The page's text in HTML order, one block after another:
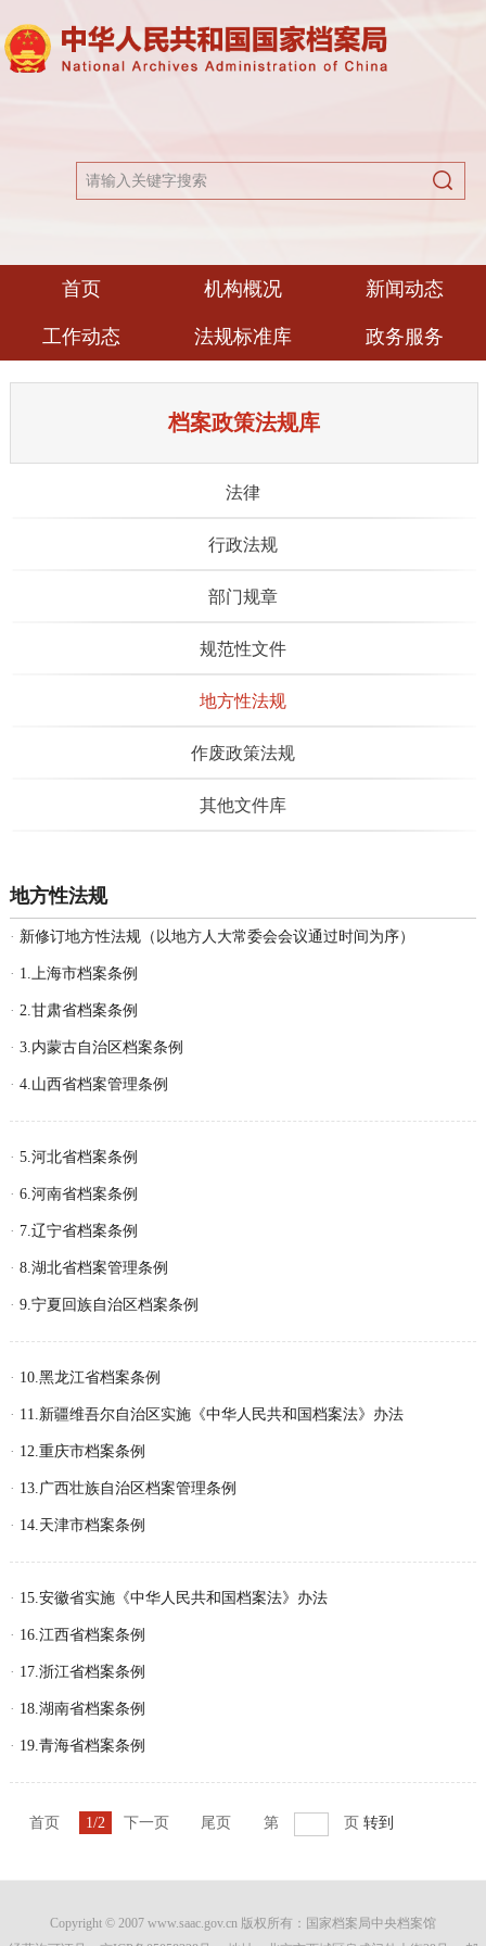
首页 机构概况 新闻动态
工作动态 法规标准库 政务服务
档案政策法规库
法律
行政法规
部门规章
规范性文件
地方性法规
作废政策法规
其他文件库
地方性法规
· 新修订地方性法规（以地方人大常委会会议通过时间为序）
· 1.上海市档案条例
· 2.甘肃省档案条例
· 3.内蒙古自治区档案条例
· 4.山西省档案管理条例
· 5.河北省档案条例
· 6.河南省档案条例
· 7.辽宁省档案条例
· 8.湖北省档案管理条例
· 9.宁夏回族自治区档案条例
· 10.黑龙江省档案条例
· 11.新疆维吾尔自治区实施《中华人民共和国档案法》办法
· 12.重庆市档案条例
· 13.广西壮族自治区档案管理条例
· 14.天津市档案条例
· 15.安徽省实施《中华人民共和国档案法》办法
· 16.江西省档案条例
· 17.浙江省档案条例
· 18.湖南省档案条例
· 19.青海省档案条例
首页 1/2 下一页 尾页 第 页 转到
Copyright © 2007 www.saac.gov.cn 版权所有：国家档案局中央档案馆